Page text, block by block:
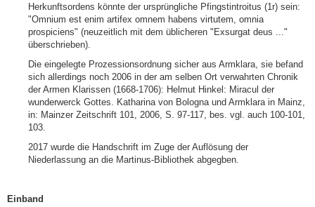
Herkunftsordens könnte der ursprüngliche Pfingstintroitus (1r) sein:
"Omnium est enim artifex omnem habens virtutem, omnia
prospiciens" (neuzeitlich mit dem üblicheren "Exsurgat deus ..."
überschrieben).
Die eingelegte Prozessionsordnung sicher aus Armklara, sie befand
sich allerdings noch 2006 in der am selben Ort verwahrten Chronik
der Armen Klarissen (1668-1706): Helmut Hinkel: Miracul der
wunderwerck Gottes. Katharina von Bologna und Armklara in Mainz,
in: Mainzer Zeitschrift 101, 2006, S. 97-117, bes. vgl. auch 100-101,
103.
2017 wurde die Handschrift im Zuge der Auflösung der
Niederlassung an die Martinus-Bibliothek abgegben.
Einband